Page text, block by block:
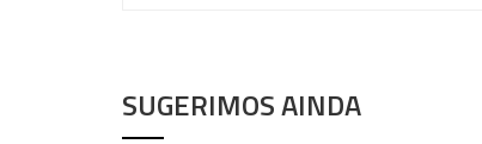
SUGERIMOS AINDA